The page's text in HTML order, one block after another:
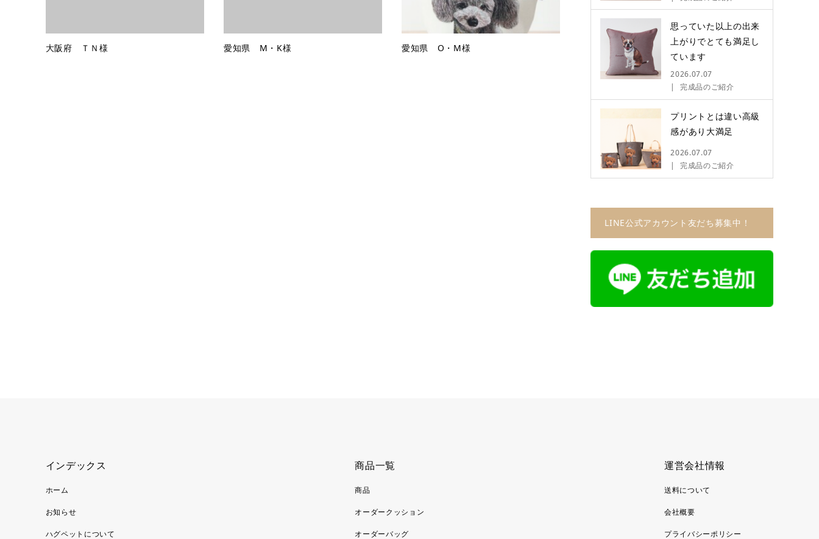
大阪府 ＴＮ様 愛知県 M・K様 愛知県 O・M様
思っていた以上の出来
上がりでとても満足し
ています
2026.07.07
完成品のご紹介
プリントとは違い高級
感があり大満足
2026.07.07
完成品のご紹介
LINE公式アカウント友だち募集中！
インデックス
ホーム
お知らせ
ハグペットについて
商品一覧
商品
オーダークッション
オーダーバッグ
運営会社情報
送料について
会社概要
プライバシーポリシー